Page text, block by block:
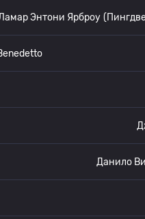
Энтони Ярброу
Данило